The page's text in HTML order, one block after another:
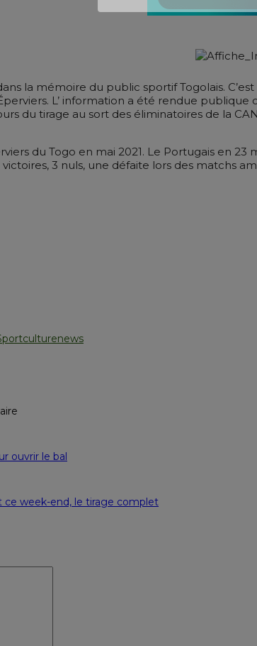
la mémoire du public sportif Togolais.
L’ information a été rendue
du tirage au sort des éliminatoires de la
du Togo en mai 2021. Le Portugais en
3 nuls, une défaite lors des matchs
ouvrir le bal
ce week-end, le tirage complet